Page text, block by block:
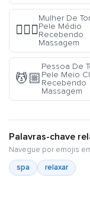
💆🏽‍♀️
Mulher De
Pele Médio
Recebendo
Massagem
💆🏼
Pessoa De
Pele Meio
Recebendo
Massagem
Palavras-chave
Navegue por emojis
spa
relaxar